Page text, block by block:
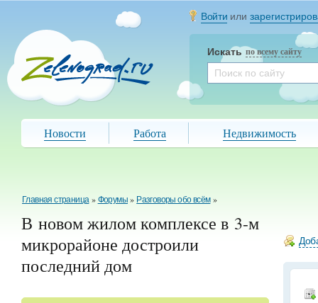
Войти или
Искать по всему сайту
Новости Работа Недвижимость
Главная страница »Форумы» Разговоры обо всём »
В новом жилом комплексе в 3-м
микрорайоне достроили
последний дом